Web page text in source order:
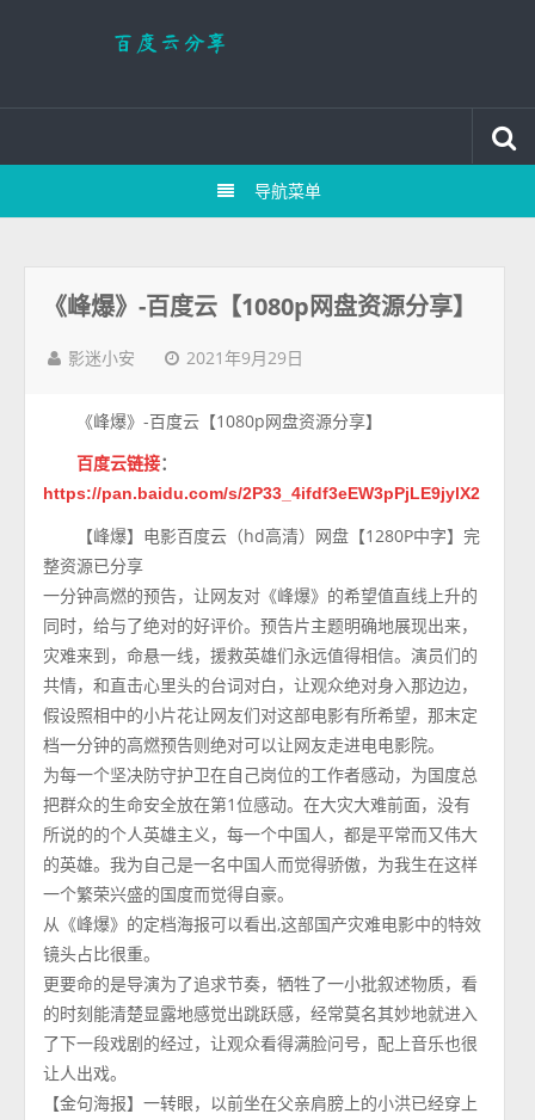
导航菜单
《峰爆》-百度云【1080p网盘资源分享】
影迷小安 2021年9月29日
《峰爆》-百度云【1080p网盘资源分享】
百度云链接：
https://pan.baidu.com/s/2P33_4ifdf3eEW3pPjLE9jylX2
【峰爆】电影百度云（hd高清）网盘【1280P中字】完
整资源已分享
一分钟高燃的预告，让网友对《峰爆》的希望值直线上升的
同时，给与了绝对的好评价。预告片主题明确地展现出来，
灾难来到，命悬一线，援救英雄们永远值得相信。演员们的
共情，和直击心里头的台词对白，让观众绝对身入那边边，
假设照相中的小片花让网友们对这部电影有所希望，那末定
档一分钟的高燃预告则绝对可以让网友走进电电影院。
为每一个坚决防守护卫在自己岗位的工作者感动，为国度总
把群众的生命安全放在第1位感动。在大灾大难前面，没有
所说的的个人英雄主义，每一个中国人，都是平常而又伟大
的英雄。我为自己是一名中国人而觉得骄傲，为我生在这样
一个繁荣兴盛的国度而觉得自豪。
从《峰爆》的定档海报可以看出,这部国产灾难电影中的特效
镜头占比很重。
更要命的是导演为了追求节奏，牺牲了一小批叙述物质，看
的时刻能清楚显露地感觉出跳跃感，经常莫名其妙地就进入
了下一段戏剧的经过，让观众看得满脸问号，配上音乐也很
让人出戏。
【金句海报】一转眼，以前坐在父亲肩膀上的小洪已经穿上